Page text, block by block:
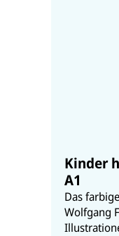
Kinder
A1
Das
Wolfgang